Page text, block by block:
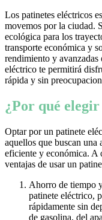
Los patinetes eléctricos
movemos por la ciudad.
ecológica para los
transporte económica y
rendimiento y avanzadas
eléctrico te permitirá
rápida y sin
¿Por qué
Optar por un patinete
aquellos que buscan una
eficiente y económica. A
ventajas de usar un
Ahorro de tiempo
patinete eléctrico,
rápidamente sin
de gasolina, del